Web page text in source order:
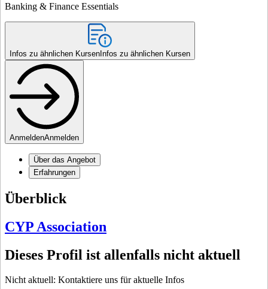
Banking & Finance Essentials
Infos zu ähnlichen Kursen Infos zu ähnlichen Kursen
AnmeldenAnmelden
Über das Angebot
Erfahrungen
Überblick
CYP Association
Dieses Profil ist allenfalls nicht aktuell
Nicht aktuell: Kontaktiere uns für aktuelle Infos